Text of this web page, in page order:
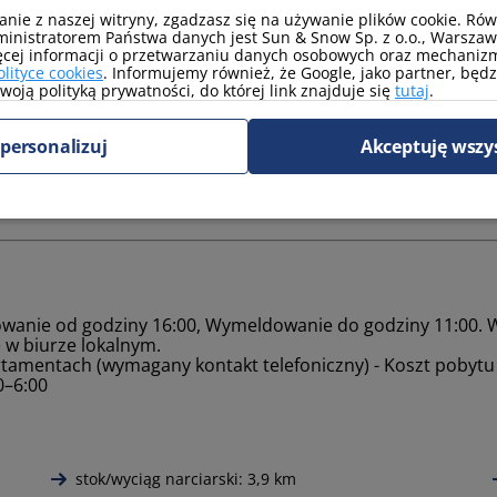
Krynicka
od godziny 16:00, Wymeldowanie do godziny 11:00.
biurze lokalnym.
(wymagany kontakt telefoniczny) - Koszt pobytu
stok/wyciąg narciarski: 3,9 km
z naszej witryny, zgadzasz się na używanie plików cookie.
Państwa danych jest Sun & Snow Sp. z o.o.,
informacji o przetwarzaniu danych osobowych oraz
cookies. Informujemy również, że Google, jako partner,
polityką prywatności, do której link znajduje się tutaj.
Akceptuję